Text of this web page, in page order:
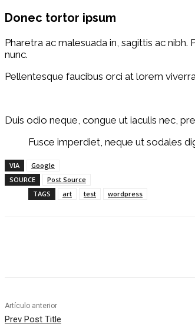
Donec tortor ipsum
Pharetra ac malesuada in, sagittis ac
nunc.
Pellentesque faucibus orci at lorem
Duis odio neque, congue ut iaculis nec,
Fusce imperdiet, neque ut sodales
VIA
Google
SOURCE
Post Source
TAGS
art test wordpress
Artículo anterior
Prev Post Title